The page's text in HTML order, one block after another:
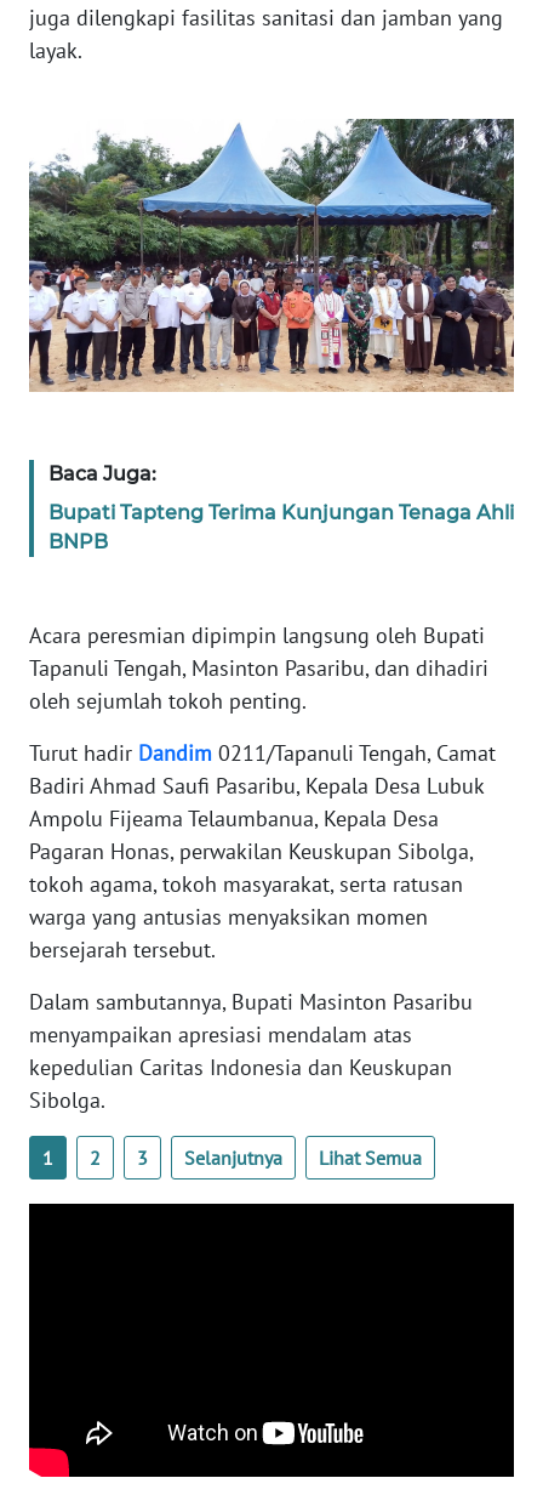
juga dilengkapi fasilitas sanitasi dan jamban yang
layak.
Baca Juga:
Bupati Tapteng Terima Kunjungan Tenaga Ahli
BNPB
Acara peresmian dipimpin langsung oleh Bupati
Tapanuli Tengah, Masinton Pasaribu, dan dihadiri
oleh sejumlah tokoh penting.
Turut hadir Dandim 0211/Tapanuli Tengah, Camat
Badiri Ahmad Saufi Pasaribu, Kepala Desa Lubuk
Ampolu Fijeama Telaumbanua, Kepala Desa
Pagaran Honas, perwakilan Keuskupan Sibolga,
tokoh agama, tokoh masyarakat, serta ratusan
warga yang antusias menyaksikan momen
bersejarah tersebut.
Dalam sambutannya, Bupati Masinton Pasaribu
menyampaikan apresiasi mendalam atas
kepedulian Caritas Indonesia dan Keuskupan
Sibolga.
1 2 3 Selanjutnya Lihat Semua
WN
JAMBI
SULTRA
WN
NTB
WN
SULTENG
WN
WN
WN
SUMSEL
WN
BENGKULU
WN
LAMPUNG
WN
JATENG
WN
NUSANTARA
WN
KALTENG